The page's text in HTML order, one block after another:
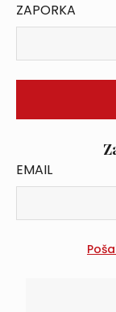
ZAPORKA
EMAIL